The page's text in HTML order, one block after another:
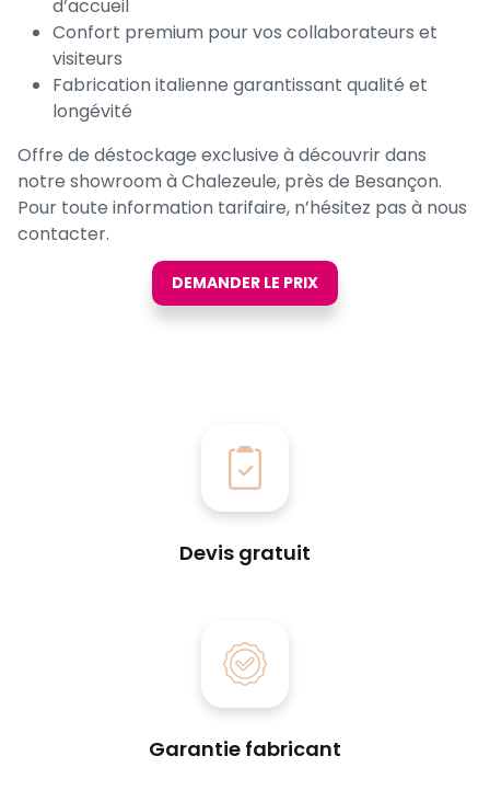
d’accueil
Confort premium pour vos collaborateurs et
visiteurs
Fabrication italienne garantissant qualité et
longévité
Offre de déstockage exclusive à découvrir dans
notre showroom à Chalezeule, près de Besançon.
Pour toute information tarifaire, n’hésitez pas à nous
contacter.
DEMANDER LE PRIX
Devis gratuit
Garantie fabricant